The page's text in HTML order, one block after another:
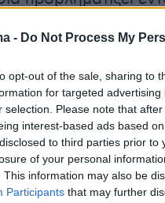
- Do Not Process My
opt-out of the sale, sharing to
for targeted
selection. Please note that
interest-based ads based
to third parties prior
of your personal
This information may also be
Participants that may further
Ερντογάν.
στη Μεσόγειο
της Μερσίνας», στα
ως προς τις
Τύπος, ο
του στην